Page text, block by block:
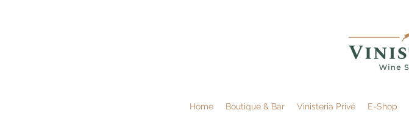
Home Boutique & Bar Vinisteria Privé E-Shop